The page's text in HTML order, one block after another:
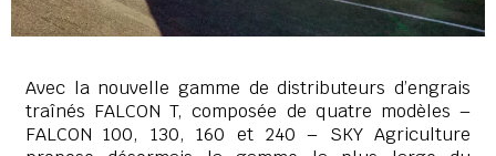
Avec la nouvelle gamme de distributeurs d’engrais
traînés FALCON T, composée de quatre modèles –
FALCON 100, 130, 160 et 240 – SKY Agriculture